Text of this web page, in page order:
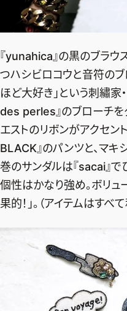
『yunahica』の黒のブラウ
つハシビロコウと音符のブ
ほど大好き」という刺繡
des perles』のブローチを
エストのリボンがアクセ
BLACK』のパンツと、マ
巻のサンダルは『sacai』で
個性はかなり強め。ボリュ
果的！」。（アイテムはすべて